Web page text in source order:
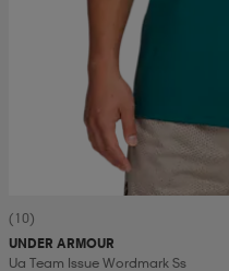
(10)
UNDER ARMOUR
Ua Team Issue Wordmark Ss